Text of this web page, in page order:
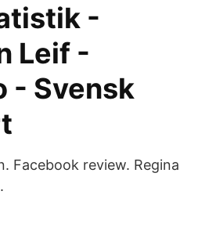
-
Leif -
- Svensk
Facebook review. Regina